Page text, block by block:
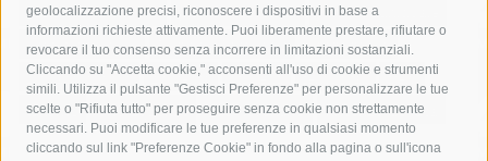
geolocalizzazione precisi, riconoscere i dispositivi in base a
informazioni richieste attivamente. Puoi liberamente prestare, rifiutare o
revocare il tuo consenso senza incorrere in limitazioni sostanziali.
Cliccando su "Accetta cookie," acconsenti all'uso di cookie e strumenti
simili. Utilizza il pulsante "Gestisci Preferenze" per personalizzare le tue
scelte o "Rifiuta tutto" per proseguire senza cookie non strettamente
necessari. Puoi modificare le tue preferenze in qualsiasi momento
cliccando sul link "Preferenze Cookie" in fondo alla pagina o sull'icona
penisola sorrentina
piano di sorrento
polizia municipale
protezione civile
Regione Campania
sant'agnello
sindaco cuomo
sorrento studenti temporali
treni
turismo
Vico Equense villa fiorentino vincenzo de luca